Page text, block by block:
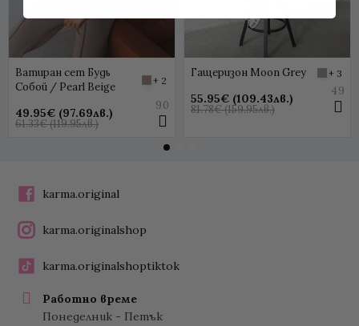
Ватиран сет Будь
Собой / Pearl Beige
+ 2
49.95€ (97.69лв.)
61.33€ (119.95лв.)
90
Гащеризон Moon Grey + 3
55.95€ (109.43лв.)
81.78€ (159.95лв.)
49
karma.original
karma.originalshop
karma.originalshoptiktok
Работно време
Понеделник - Петък